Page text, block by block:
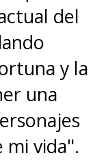
del
y la
una
vida".